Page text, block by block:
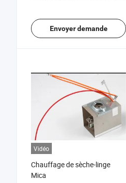
Envoyer demande
Vidéo
Chauffage de sèche-linge
Mica